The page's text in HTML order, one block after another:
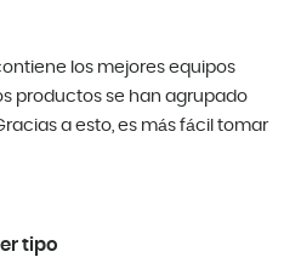
los mejores equipos
productos se han agrupado
a esto, es más fácil tomar
tipo